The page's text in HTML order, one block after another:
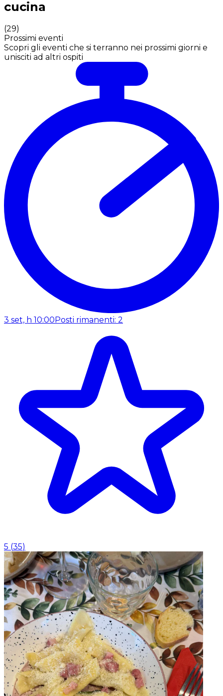
cucina
(29)
Prossimi eventi
Scopri gli eventi che si terranno nei prossimi giorni e
unisciti ad altri ospiti
3 set, h 10:00 Posti rimanenti: 2
5 (35)